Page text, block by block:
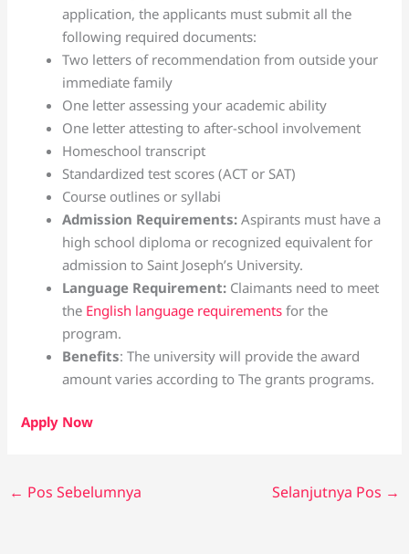
application, the applicants must submit all the
following required documents:
Two letters of recommendation from outside your
immediate family
One letter assessing your academic ability
One letter attesting to after-school involvement
Homeschool transcript
Standardized test scores (ACT or SAT)
Course outlines or syllabi
Admission Requirements:Aspirants must have a
high school diploma or recognized equivalent for
admission to Saint Joseph’s University.
Language Requirement: Claimants need to meet
the English language requirements for the
program.
Benefits: The university will provide the award
amount varies according to The grants programs.
Apply Now
← Pos Sebelumnya Selanjutnya Pos →